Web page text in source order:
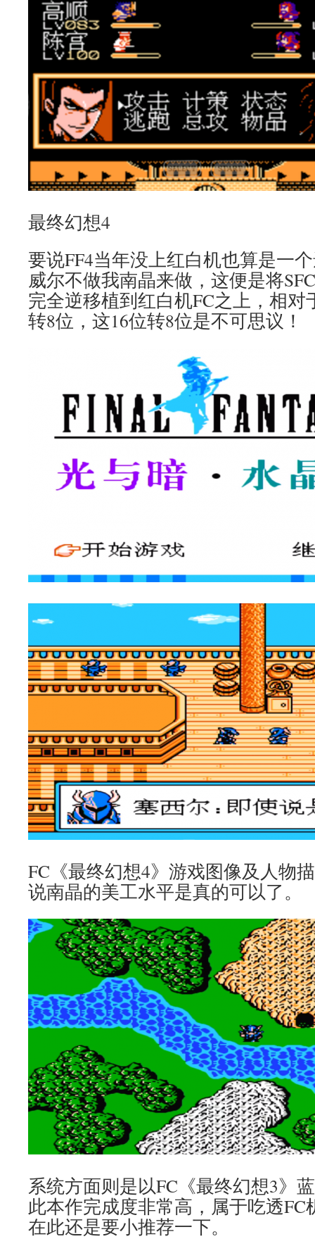
最终幻想4
要说FF4当年没上红白机也算是一
威尔不做我南晶来做，这便是将
完全逆移植到红白机FC之上，相对
转8位，这16位转8位是不可思议！
FC《最终幻想4》游戏图像及人物
说南晶的美工水平是真的可以了。
系统方面则是以FC《最终幻想3》
此本作完成度非常高，属于吃透
在此还是要小推荐一下。